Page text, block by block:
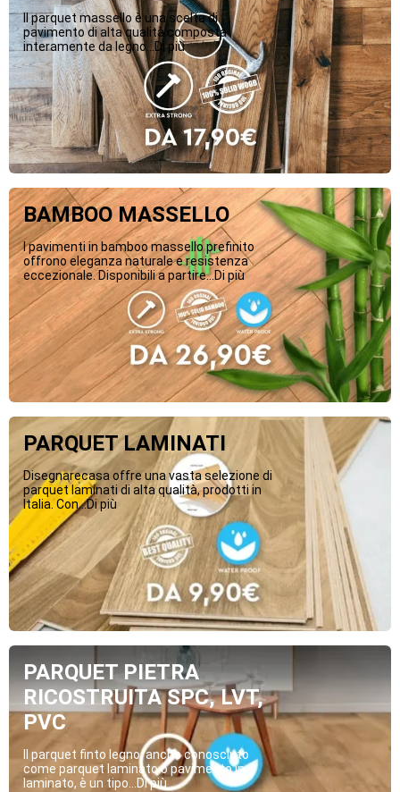
Il parquet massello è una scelta di
pavimento di alta qualità composta
interamente da legno...Di più
BAMBOO MASSELLO
I pavimenti in bamboo massello prefinito
offrono eleganza naturale e resistenza
eccezionale. Disponibili a partire...Di più
PARQUET LAMINATI
Disegnarecasa offre una vasta selezione di
parquet laminati di alta qualità, prodotti in
Italia. Con...Di più
PARQUET PIETRA
RICOSTRUITA SPC, LVT,
PVC
Il parquet finto legno, anche conosciuto
come parquet laminato o pavimento in
laminato, è un tipo...Di più